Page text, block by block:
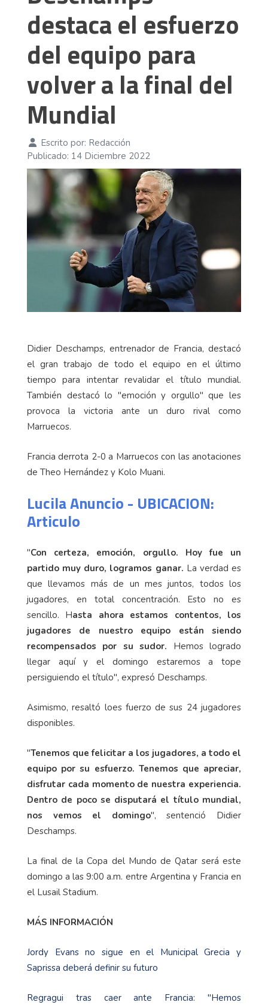
destaca el esfuerzo
del equipo para
volver a la final del
Mundial
Escrito por: Redacción
Publicado: 14 Diciembre 2022
Didier Deschamps, entrenador de Francia, destacó
el gran trabajo de todo el equipo en el último
tiempo para intentar revalidar el título mundial.
También destacó lo "emoción y orgullo" que les
provoca la victoria ante un duro rival como
Marruecos.
Francia derrota 2-0 a Marruecos con las anotaciones
de Theo Hernández y Kolo Muani.
Lucila Anuncio - UBICACION:
Articulo
"Con certeza, emoción, orgullo. Hoy fue un
partido muy duro, logramos ganar. La verdad es
que llevamos más de un mes juntos, todos los
jugadores, en total concentración. Esto no es
sencillo. Hasta ahora estamos contentos, los
jugadores de nuestro equipo están siendo
recompensados por su sudor. Hemos logrado
llegar aquí y el domingo estaremos a tope
persiguiendo el título", expresó Deschamps.
Asimismo, resaltó loes fuerzo de sus 24 jugadores
disponibles.
"Tenemos que felicitar a los jugadores, a todo el
equipo por su esfuerzo. Tenemos que apreciar,
disfrutar cada momento de nuestra experiencia.
Dentro de poco se disputará el título mundial,
nos vemos el domingo", sentenció Didier
Deschamps.
La final de la Copa del Mundo de Qatar será este
domingo a las 9:00 a.m. entre Argentina y Francia en
el Lusail Stadium.
MÁS INFORMACIÓN
Jordy Evans no sigue en el Municipal Grecia y
Saprissa deberá definir su futuro
Regragui tras caer ante Francia: "Hemos